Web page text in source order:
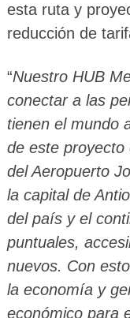
esta ruta y
reducción de
“Nuestro HUB
conectar a las
tienen el mundo
de este proyecto
del Aeropuerto
la capital de
del país y el
puntuales,
nuevos. Con
la economía y
económico para